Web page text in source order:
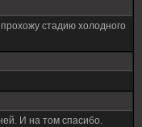
прохожу стадию холодного
И на том спасибо.